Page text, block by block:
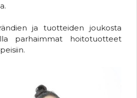
ja tuotteiden joukosta
parhaimmat hoitotuotteet